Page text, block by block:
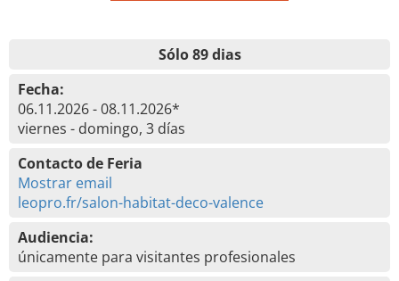
Sólo 89 dias
Fecha:
06.11.2026 - 08.11.2026*
viernes - domingo, 3 días
Contacto de Feria
Mostrar email
leopro.fr/salon-habitat-deco-valence
Audiencia:
únicamente para visitantes profesionales